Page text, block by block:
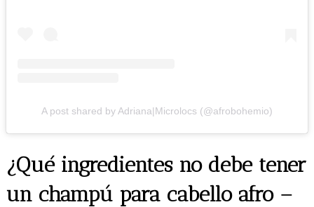
A post shared by Adriana|Microlocs (@afrobohemio)
¿Qué ingredientes no debe tener
un champú para cabello afro –